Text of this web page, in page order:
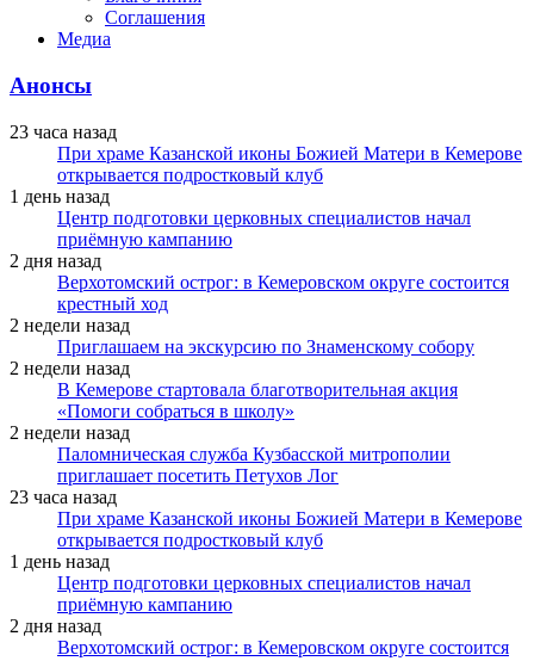
Соглашения
Медиа
Анонсы
23 часа назад
При храме Казанской иконы Божией Матери в Кемерове
открывается подростковый клуб
1 день назад
Центр подготовки церковных специалистов начал
приёмную кампанию
2 дня назад
Верхотомский острог: в Кемеровском округе состоится
крестный ход
2 недели назад
Приглашаем на экскурсию по Знаменскому собору
2 недели назад
В Кемерове стартовала благотворительная акция
«Помоги собраться в школу»
2 недели назад
Паломническая служба Кузбасской митрополии
приглашает посетить Петухов Лог
23 часа назад
При храме Казанской иконы Божией Матери в Кемерове
открывается подростковый клуб
1 день назад
Центр подготовки церковных специалистов начал
приёмную кампанию
2 дня назад
Верхотомский острог: в Кемеровском округе состоится